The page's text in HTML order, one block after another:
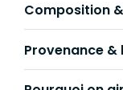
Composition
Provenance &